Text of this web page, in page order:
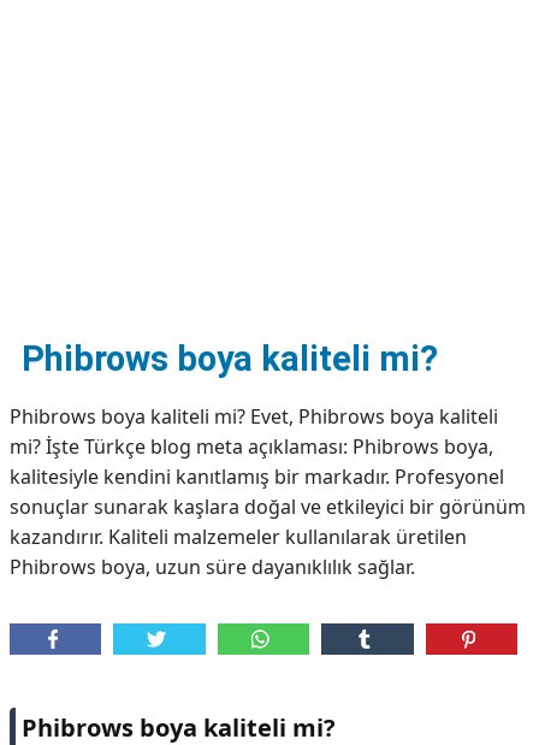
Phibrows boya kaliteli mi?
Phibrows boya kaliteli mi? Evet, Phibrows boya kaliteli
mi? İşte Türkçe blog meta açıklaması: Phibrows boya,
kalitesiyle kendini kanıtlamış bir markadır. Profesyonel
sonuçlar sunarak kaşlara doğal ve etkileyici bir görünüm
kazandırır. Kaliteli malzemeler kullanılarak üretilen
Phibrows boya, uzun süre dayanıklılık sağlar.
Phibrows boya kaliteli mi?